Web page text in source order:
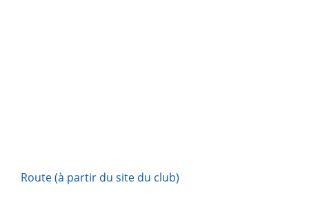
Route (à partir du site du club)